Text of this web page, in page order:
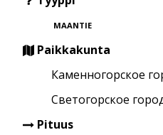
MAANTIE
Paikkakunta
Каменногорское
Светогорское
Pituus